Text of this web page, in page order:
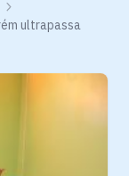
ultrapassa